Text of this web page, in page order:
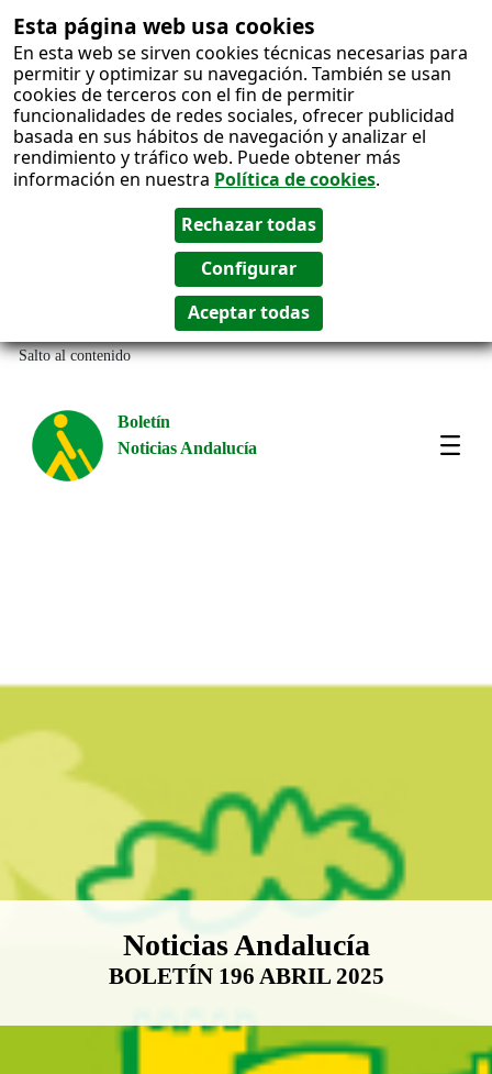
Esta página web usa cookies
En esta web se sirven cookies técnicas necesarias para
permitir y optimizar su navegación. También se usan
cookies de terceros con el fin de permitir
funcionalidades de redes sociales, ofrecer publicidad
basada en sus hábitos de navegación y analizar el
rendimiento y tráfico web. Puede obtener más
información en nuestra Política de cookies.
Salto al contenido
Boletín
Noticias Andalucía
Boletín Noticias Andalucía
Noticias Andalucía
BOLETÍN 196 ABRIL 2025